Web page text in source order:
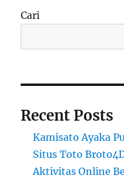
Cari
Recent Posts
Kamisato Ayaka
Situs Toto
Aktivitas Online